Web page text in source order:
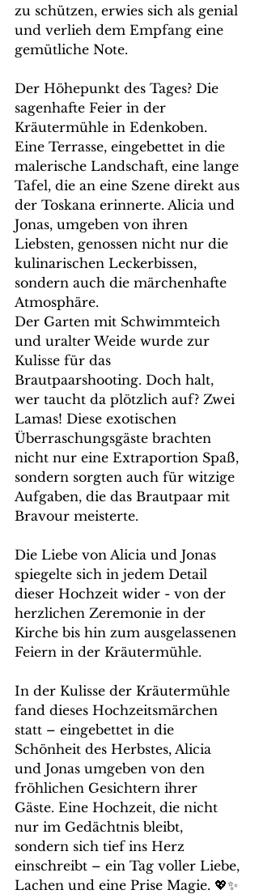
zu schützen, erwies sich als genial
und verlieh dem Empfang eine
gemütliche Note.
Der Höhepunkt des Tages? Die
sagenhafte Feier in der
Kräutermühle in Edenkoben.
Eine Terrasse, eingebettet in die
malerische Landschaft, eine lange
Tafel, die an eine Szene direkt aus
der Toskana erinnerte. Alicia und
Jonas, umgeben von ihren
Liebsten, genossen nicht nur die
kulinarischen Leckerbissen,
sondern auch die märchenhafte
Atmosphäre.
Der Garten mit Schwimmteich
und uralter Weide wurde zur
Kulisse für das
Brautpaarshooting. Doch halt,
wer taucht da plötzlich auf? Zwei
Lamas! Diese exotischen
Überraschungsgäste brachten
nicht nur eine Extraportion Spaß,
sondern sorgten auch für witzige
Aufgaben, die das Brautpaar mit
Bravour meisterte.
Die Liebe von Alicia und Jonas
spiegelte sich in jedem Detail
dieser Hochzeit wider - von der
herzlichen Zeremonie in der
Kirche bis hin zum ausgelassenen
Feiern in der Kräutermühle.
In der Kulisse der Kräutermühle
fand dieses Hochzeitsmärchen
statt – eingebettet in die
Schönheit des Herbstes, Alicia
und Jonas umgeben von den
fröhlichen Gesichtern ihrer
Gäste. Eine Hochzeit, die nicht
nur im Gedächtnis bleibt,
sondern sich tief ins Herz
einschreibt – ein Tag voller Liebe,
Lachen und eine Prise Magie. 💖✨